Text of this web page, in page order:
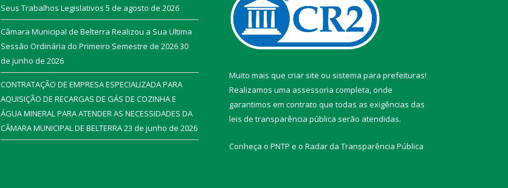
Seus Trabalhos Legislativos 5 de agosto de 2026
Câmara Municipal de Belterra Realizou a Sua Ultima
Sessão Ordinária do Primeiro Semestre de 202630
de junho de 2026
CONTRATAÇÃO DE EMPRESA ESPECIALIZADA PARA
AQUISIÇÃO DE RECARGAS DE GÁS DE COZINHA E
ÁGUA MINERAL PARA ATENDER AS NECESSIDADES DA
CÂMARA MUNICIPAL DE BELTERRA23 de junho de 2026
Muito mais que criar site ou sistema para prefeituras!
Realizamos uma assessoria completa, onde
garantimos em contrato que todas as exigências das
leis de transparência pública serão atendidas.
Conheça o PNTP e o Radar da Transparência Pública